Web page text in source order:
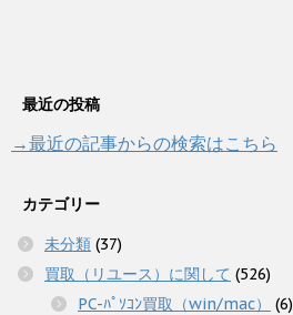
最近の投稿
→最近の記事からの検索はこちら
カテゴリー
未分類 (37)
買取（リユース）に関して (526)
PC-ﾊﾟｿｺﾝ買取（win/mac）
(6)